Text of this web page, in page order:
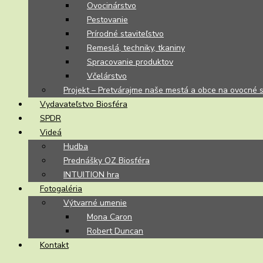
Ovocinárstvo
Pestovanie
Prírodné staviteľstvo
Remeslá, techniky, tkaniny
Spracovanie produktov
Včelárstvo
Projekt – Pretvárajme naše mestá a obce na ovocné
Vydavateľstvo Biosféra
SPDR
Videá
Hudba
Prednášky OZ Biosféra
INTUITION hra
Fotogaléria
Výtvarné umenie
Mona Caron
Robert Duncan
Kontakt